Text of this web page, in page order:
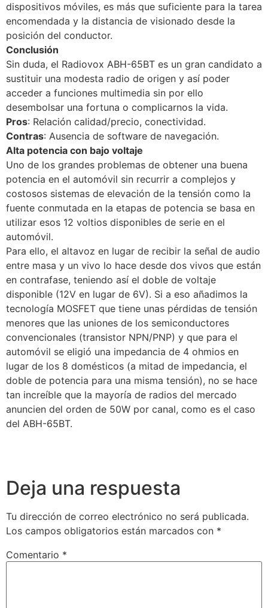
dispositivos móviles, es más que suficiente para la tarea
encomendada y la distancia de visionado desde la
posición del conductor.
Conclusión
Sin duda, el Radiovox ABH-65BT es un gran candidato a
sustituir una modesta radio de origen y así poder
acceder a funciones multimedia sin por ello
desembolsar una fortuna o complicarnos la vida.
Pros: Relación calidad/precio, conectividad.
Contras: Ausencia de software de navegación.
Alta potencia con bajo voltaje
Uno de los grandes problemas de obtener una buena
potencia en el automóvil sin recurrir a complejos y
costosos sistemas de elevación de la tensión como la
fuente conmutada en la etapas de potencia se basa en
utilizar esos 12 voltios disponibles de serie en el
automóvil.
Para ello, el altavoz en lugar de recibir la señal de audio
entre masa y un vivo lo hace desde dos vivos que están
en contrafase, teniendo así el doble de voltaje
disponible (12V en lugar de 6V). Si a eso añadimos la
tecnología MOSFET que tiene unas pérdidas de tensión
menores que las uniones de los semiconductores
convencionales (transistor NPN/PNP) y que para el
automóvil se eligió una impedancia de 4 ohmios en
lugar de los 8 domésticos (a mitad de impedancia, el
doble de potencia para una misma tensión), no se hace
tan increíble que la mayoría de radios del mercado
anuncien del orden de 50W por canal, como es el caso
del ABH-65BT.
Deja una respuesta
Tu dirección de correo electrónico no será publicada.
Los campos obligatorios están marcados con *
Comentario *